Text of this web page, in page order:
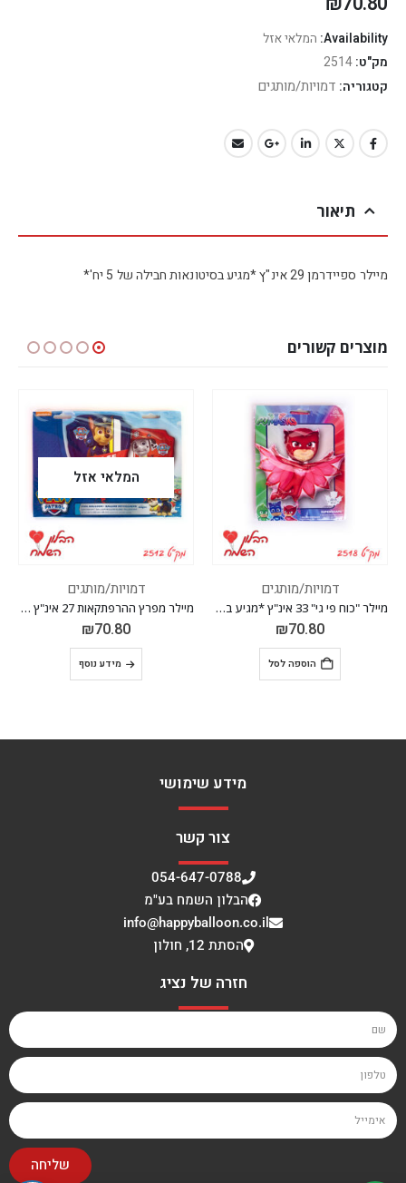
Availability: המלאי אזל
מק"ט: 2514
קטגוריה: דמויות/מותגים
תיאור
מיילר ספיידרמן 29 אינ"ץ *מגיע בסיטונאות חבילה של 5 יח'*
מוצרים קשורים
המלאי אזל
דמויות/מותגים
מיילר מפרץ ההרפתקאות 27 אינ"ץ *מגיע בסיטונאות חבילה של 5 יח'*
₪70.80
מידע נוסף
דמויות/מותגים,כלי תחבורה
מיילר צוללת 37 אינ"ץ *מגיע בסיטונאות חבילה של 5 יח'*
₪41.30
הוספה לסל
מידע שימושי
צור קשר
054-647-0788
הבלון השמח בע"מ
info@happyballoon.co.il
הסתת 12, חולון
חזרה של נציג
שליחה